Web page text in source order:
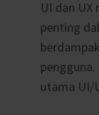
UI dan
penting
utama UI/